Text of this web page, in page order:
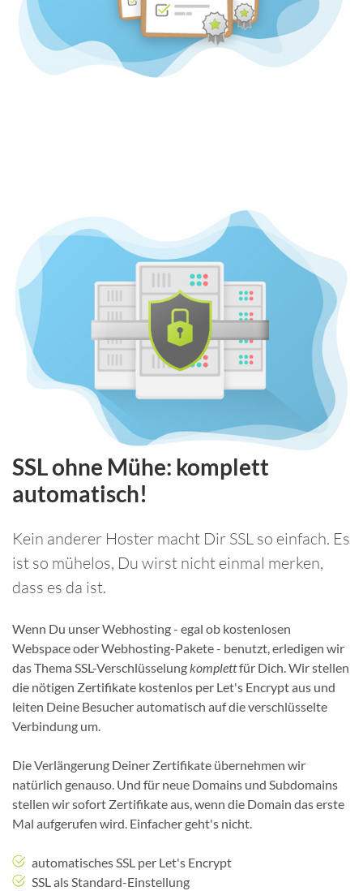
SSL ohne Mühe: komplett
automatisch!
Kein anderer Hoster macht Dir SSL so einfach. Es
ist so mühelos, Du wirst nicht einmal merken,
dass es da ist.
Wenn Du unser Webhosting - egal ob kostenlosen
Webspace oder Webhosting-Pakete - benutzt, erledigen wir
das Thema SSL-Verschlüsselungkomplettfür Dich. Wir stellen
die nötigen Zertifikate kostenlos per Let's Encrypt aus und
leiten Deine Besucher automatisch auf die verschlüsselte
Verbindung um.
Die Verlängerung Deiner Zertifikate übernehmen wir
natürlich genauso. Und für neue Domains und Subdomains
stellen wir sofort Zertifikate aus, wenn die Domain das erste
Mal aufgerufen wird. Einfacher geht's nicht.
automatisches SSL per Let's Encrypt
SSL als Standard-Einstellung